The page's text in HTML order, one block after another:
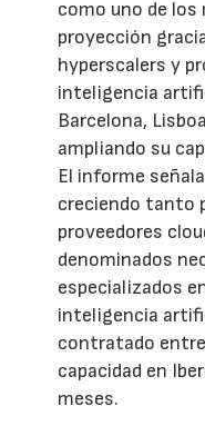
como uno de
proyección
hyperscalers y
inteligencia
Barcelona,
ampliando su
El informe
creciendo tanto
proveedores
denominados
especializados
inteligencia
contratado entre
capacidad en
meses.